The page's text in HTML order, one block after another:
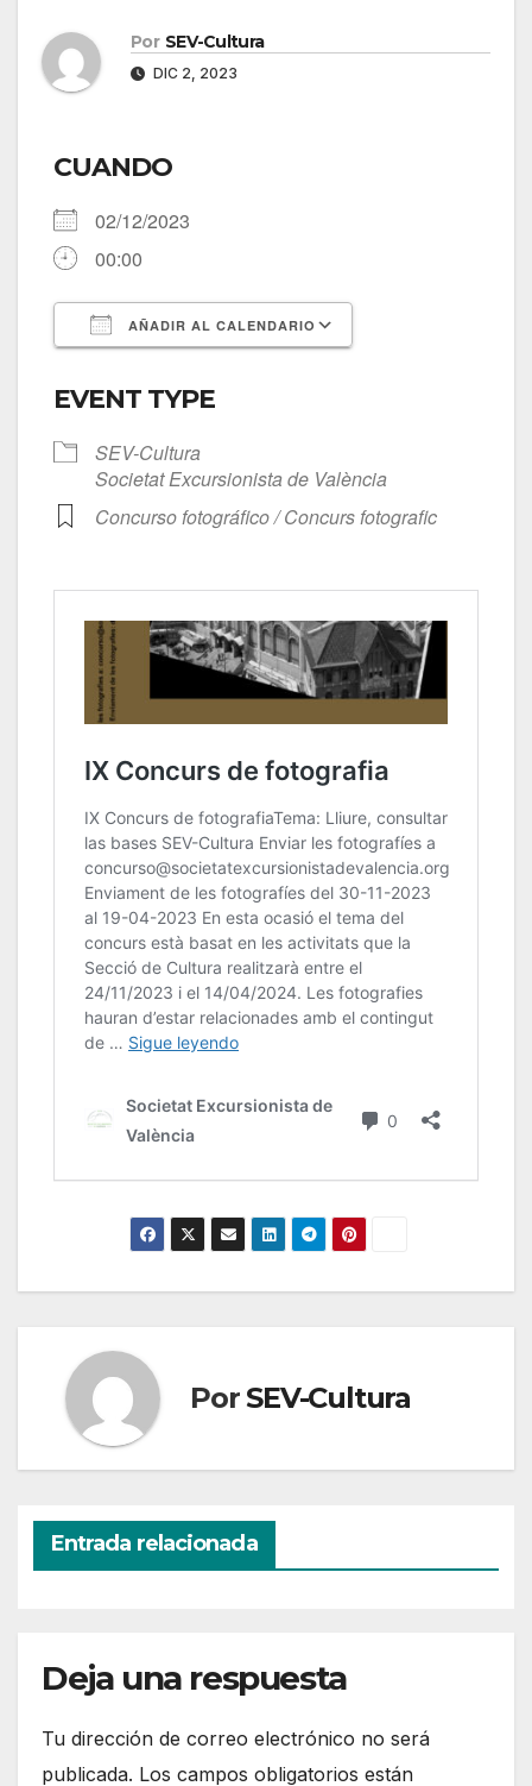
Por SEV-Cultura
DIC 2, 2023
CUANDO
02/12/2023
00:00
AÑADIR AL CALENDARIO
EVENT TYPE
SEV-Cultura
Societat Excursionista de València
Concurso fotográfico / Concurs fotografic
Por SEV-Cultura
Entrada relacionada
Deja una respuesta
Tu dirección de correo electrónico no será
publicada. Los campos obligatorios están